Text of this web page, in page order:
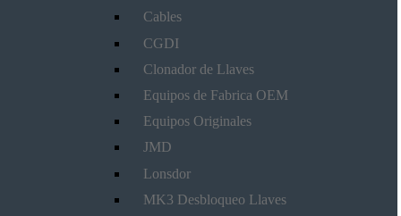
Cables
CGDI
Clonador de Llaves
Equipos de Fabrica OEM
Equipos Originales
JMD
Lonsdor
MK3 Desbloqueo Llaves